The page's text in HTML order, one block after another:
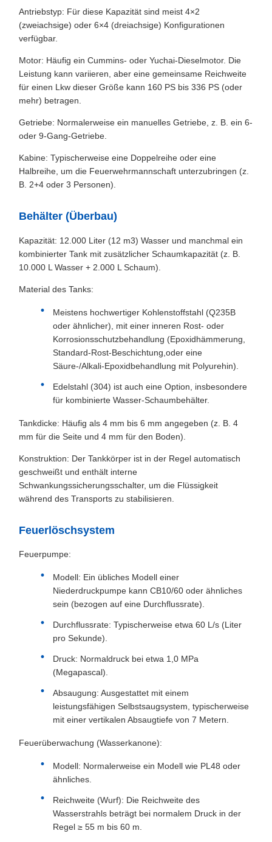
Antriebstyp: Für diese Kapazität sind meist 4×2
(zweiachsige) oder 6×4 (dreiachsige) Konfigurationen
verfügbar.
Motor: Häufig ein Cummins- oder Yuchai-Dieselmotor. Die
Leistung kann variieren, aber eine gemeinsame Reichweite
für einen Lkw dieser Größe kann 160 PS bis 336 PS (oder
mehr) betragen.
Getriebe: Normalerweise ein manuelles Getriebe, z. B. ein 6-
oder 9-Gang-Getriebe.
Kabine: Typischerweise eine Doppelreihe oder eine
Halbreihe, um die Feuerwehrmannschaft unterzubringen (z.
B. 2+4 oder 3 Personen).
Behälter (Überbau)
Kapazität: 12.000 Liter (12 m3) Wasser und manchmal ein
kombinierter Tank mit zusätzlicher Schaumkapazität (z. B.
10.000 L Wasser + 2.000 L Schaum).
Material des Tanks:
Meistens hochwertiger Kohlenstoffstahl (Q235B
oder ähnlicher), mit einer inneren Rost- oder
Korrosionsschutzbehandlung (Epoxidhämmerung,
Standard-Rost-Beschichtung,oder eine
Säure-/Alkali-Epoxidbehandlung mit Polyurehin).
Edelstahl (304) ist auch eine Option, insbesondere
für kombinierte Wasser-Schaumbehälter.
Tankdicke: Häufig als 4 mm bis 6 mm angegeben (z. B. 4
mm für die Seite und 4 mm für den Boden).
Konstruktion: Der Tankkörper ist in der Regel automatisch
geschweißt und enthält interne
Schwankungssicherungsschalter, um die Flüssigkeit
während des Transports zu stabilisieren.
Feuerlöschsystem
Feuerpumpe:
Modell: Ein übliches Modell einer
Niederdruckpumpe kann CB10/60 oder ähnliches
sein (bezogen auf eine Durchflussrate).
Durchflussrate: Typischerweise etwa 60 L/s (Liter
pro Sekunde).
Druck: Normaldruck bei etwa 1,0 MPa
(Megapascal).
Absaugung: Ausgestattet mit einem
leistungsfähigen Selbstsaugsystem, typischerweise
mit einer vertikalen Absaugtiefe von 7 Metern.
Feuerüberwachung (Wasserkanone):
Modell: Normalerweise ein Modell wie PL48 oder
ähnliches.
Reichweite (Wurf): Die Reichweite des
Wasserstrahls beträgt bei normalem Druck in der
Regel ≥ 55 m bis 60 m.